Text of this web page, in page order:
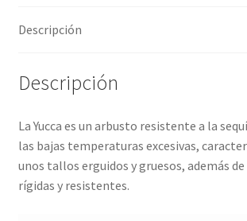
Descripción
Descripción
La Yucca es un arbusto resistente a la
las bajas temperaturas excesivas,
unos tallos erguidos y gruesos, además de
rígidas y resistentes.